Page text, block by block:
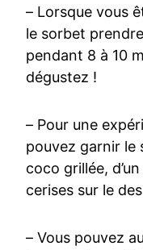
– Lorsque vous
le sorbet
pendant 8 à 10
dégustez !
– Pour une
pouvez garnir le
coco grillée,
cerises sur le
– Vous pouvez